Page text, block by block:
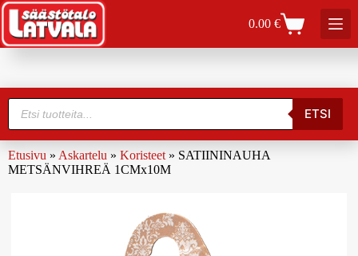
0.00€
ETSI
Etusivu » Askartelu » Koristeet » SATIININAUHA
METSÄNVIHREÄ 1CMx10M